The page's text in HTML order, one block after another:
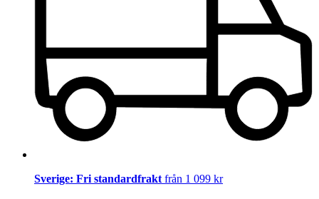
Sverige: Fri standardfrakt från 1 099 kr